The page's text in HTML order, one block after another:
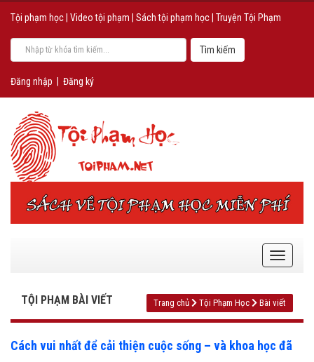
Tội phạm học Video tội phạm Sách tội phạm học Truyện Tội Phạm
Đăng nhập Đăng ký
TỘI PHẠM BÀI VIẾT Trang chủ Tội Phạm Học Bài viết
Cách vui nhất để cải thiện cuộc sống – và khoa học đã